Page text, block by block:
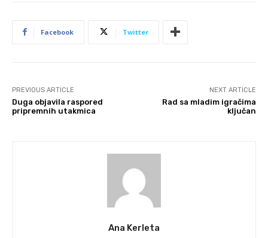
Facebook Twitter
PREVIOUS ARTICLE
Duga objavila raspored
pripremnih utakmica
NEXT ARTICLE
Rad sa mladim igračima
ključan
Ana Kerleta